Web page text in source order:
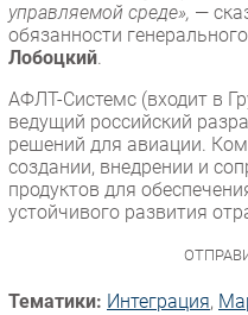
управляемой среде», —
обязанности
Лобоцкий
АФЛТ-Системс (входит в
ведущий российский
решений для авиации.
создании, внедрении и
продуктов для
устойчивого развития
Тематики: Интеграция,